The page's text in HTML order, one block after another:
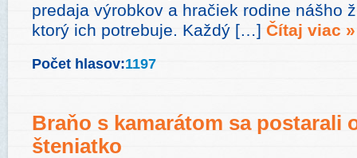
predaja výrobkov a hračiek rodine nášho
ktorý ich potrebuje. Každý […] Čítaj viac »
Počet hlasov:1197
Braňo s kamarátom sa postarali
šteniatko